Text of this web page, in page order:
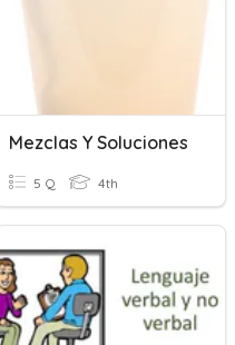
Mezclas Y Soluciones
5 Q 4th